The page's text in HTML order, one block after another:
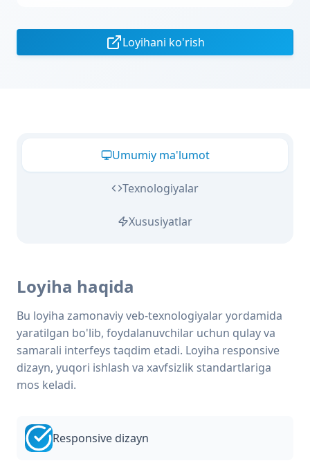
Loyihani ko'rish
Umumiy ma'lumot
Texnologiyalar
Xususiyatlar
Loyiha haqida
Bu loyiha zamonaviy veb-texnologiyalar yordamida
yaratilgan bo'lib, foydalanuvchilar uchun qulay va
samarali interfeys taqdim etadi. Loyiha responsive
dizayn, yuqori ishlash va xavfsizlik standartlariga
mos keladi.
Responsive dizayn